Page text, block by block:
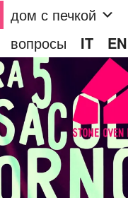
дом с печкой
вопросы IT EN